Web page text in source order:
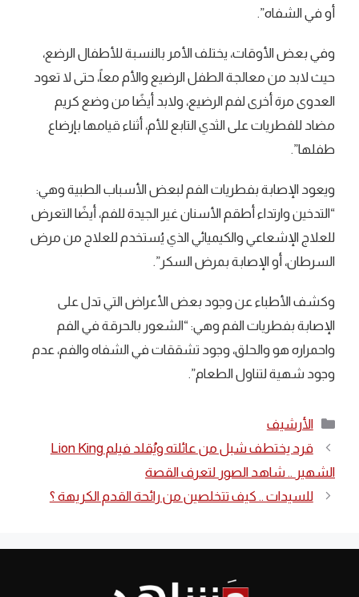
أو في الشفاه”.
وفي بعض الأوقات، يختلف الأمر بالنسبة للأطفال الرضع،
حيث لابد من معالجة الطفل الرضيع والأم معاً، حتى لا تعود
العدوى مرة أخرى لفم الرضيع، ولابد أيضًا من وضع كريم
مضاد للفطريات على الثدي التابع للأم، أثناء قيامها بإرضاع
طفلها”.
ويعود الإصابة بفطريات الفم لبعض الأسباب الطبية وهي:
“التدخين وارتداء أطقم الأسنان غير الجيدة للفم، أيضًا التعرض
للعلاج الإشعاعي والكيميائي الذي يُستخدم للعلاج من مرض
السرطان، أو الإصابة بمرض السكر”.
وكشف الأطباء عن وجود بعض الأعراض التي تدل على
الإصابة بفطريات الفم وهي: “الشعور بالحرقة في الفم
واحمراره هو والحلق، وجود تشققات في الشفاه والفم، عدم
وجود شهية لتناول الطعام”.
التصنيفات
الأرشيف
قرد يختطف شبل من عائلته ويُقلد فيلم Lion King
الشهير .. شاهد الصور لتعرف القصة
للسيدات .. كيف تتخلصين من رائحة القدم الكريهة ؟